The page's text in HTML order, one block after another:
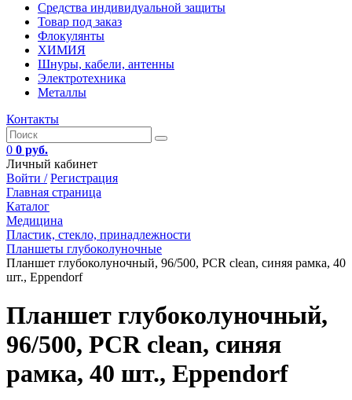
Средства индивидуальной защиты
Товар под заказ
Флокулянты
ХИМИЯ
Шнуры, кабели, антенны
Электротехника
Металлы
Контакты
0 0 руб.
Личный кабинет
Войти / Регистрация
Главная страница
Каталог
Медицина
Пластик, стекло, принадлежности
Планшеты глубоколуночные
Планшет глубоколуночный, 96/500, PCR clean, синяя рамка, 40
шт., Eppendorf
Планшет глубоколуночный,
96/500, PCR clean, синяя
рамка, 40 шт., Eppendorf